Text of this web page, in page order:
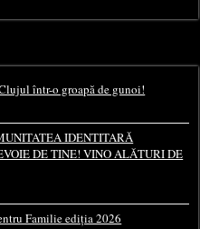
într-o groapă de gunoi!
IDENTITARĂ
DE TINE! VINO ALĂTURI DE
Familie ediția 2026